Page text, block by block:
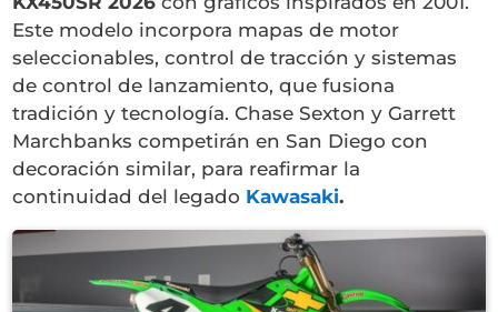
Este modelo incorpora mapas de motor
seleccionables, control de tracción y sistemas
de control de lanzamiento, que fusiona
tradición y tecnología. Chase Sexton y Garrett
Marchbanks competirán en San Diego con
decoración similar, para reafirmar la
continuidad del legado Kawasaki.